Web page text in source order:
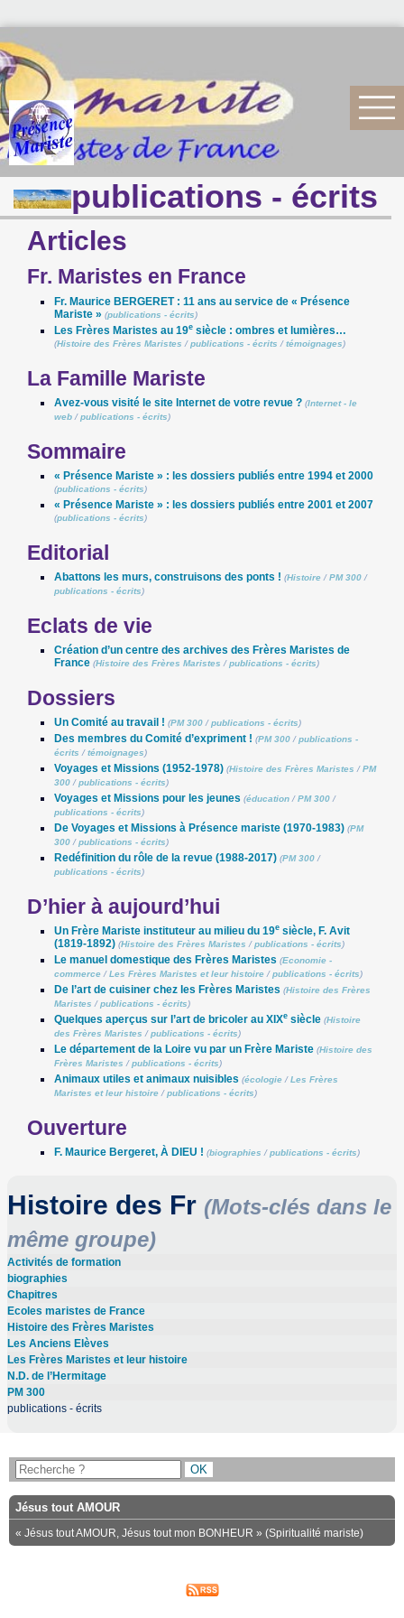
publications - écrits
Articles
Fr. Maristes en France
Fr. Maurice BERGERET : 11 ans au service de « Présence
Mariste » (publications - écrits)
Les Frères Maristes au 19e siècle : ombres et lumières…
(Histoire des Frères Maristes /publications - écrits /témoignages)
La Famille Mariste
Avez-vous visité le site Internet de votre revue ? (Internet - le
web /publications - écrits)
Sommaire
« Présence Mariste » : les dossiers publiés entre 1994 et 2000
(publications - écrits)
« Présence Mariste » : les dossiers publiés entre 2001 et 2007
(publications - écrits)
Editorial
Abattons les murs, construisons des ponts ! (Histoire /PM 300 /
publications - écrits)
Eclats de vie
Création d’un centre des archives des Frères Maristes de
France (Histoire des Frères Maristes /publications - écrits)
Dossiers
Un Comité au travail ! (PM 300 /publications - écrits)
Des membres du Comité d’expriment ! (PM 300 /publications -
écrits /témoignages)
Voyages et Missions (1952-1978) (Histoire des Frères Maristes /PM
300 /publications - écrits)
Voyages et Missions pour les jeunes (éducation /PM 300 /
publications - écrits)
De Voyages et Missions à Présence mariste (1970-1983) (PM
300 /publications - écrits)
Redéfinition du rôle de la revue (1988-2017) (PM 300 /
publications - écrits)
D’hier à aujourd’hui
Un Frère Mariste instituteur au milieu du 19e siècle, F. Avit
(1819-1892) (Histoire des Frères Maristes /publications - écrits)
Le manuel domestique des Frères Maristes (Economie -
commerce /Les Frères Maristes et leur histoire /publications - écrits)
De l’art de cuisiner chez les Frères Maristes (Histoire des Frères
Maristes /publications - écrits)
Quelques aperçus sur l’art de bricoler au XIXe siècle (Histoire
des Frères Maristes /publications - écrits)
Le département de la Loire vu par un Frère Mariste (Histoire des
Frères Maristes /publications - écrits)
Animaux utiles et animaux nuisibles (écologie /Les Frères
Maristes et leur histoire /publications - écrits)
Ouverture
F. Maurice Bergeret, À DIEU ! (biographies /publications - écrits)
Histoire des Fr (Mots-clés dans le
même groupe)
Activités de formation
biographies
Chapitres
Ecoles maristes de France
Histoire des Frères Maristes
Les Anciens Elèves
Les Frères Maristes et leur histoire
N.D. de l’Hermitage
PM 300
publications - écrits
Jésus tout AMOUR
« Jésus tout AMOUR, Jésus tout mon BONHEUR » (Spiritualité mariste)